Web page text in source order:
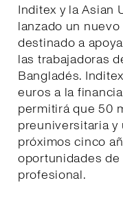
Inditex y la Asian
lanzado un
destinado a
las trabajadoras
Bangladés.
euros a la
permitirá que 50
preuniversitaria
próximos cinco
oportunidades
profesional.